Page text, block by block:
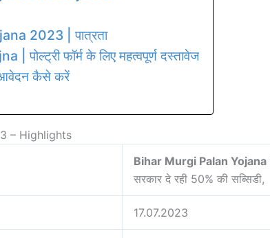
2023 | पात्रता
फॉर्म के लिए महत्वपूर्ण दस्तावेज
आवेदन कैसे करें
– Highlights
Bihar Murgi Palan
सरकार दे रही 50% की सब्सिडी,
17.07.2023